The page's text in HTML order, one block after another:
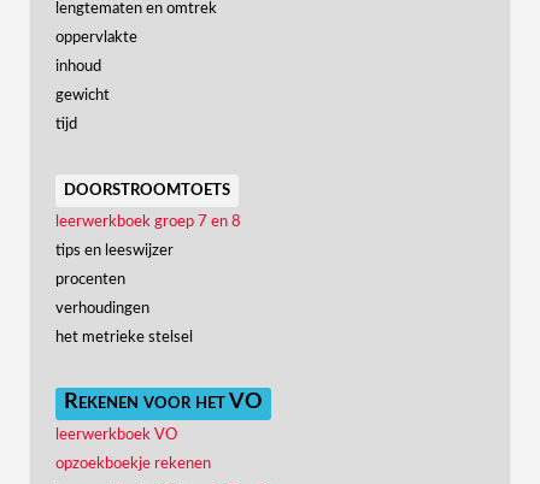
lengtematen en omtrek
oppervlakte
inhoud
gewicht
tijd
doorstroomtoets
leerwerkboek groep 7 en 8
tips en leeswijzer
procenten
verhoudingen
het metrieke stelsel
Rekenen voor het VO
leerwerkboek VO
opzoekboekje rekenen